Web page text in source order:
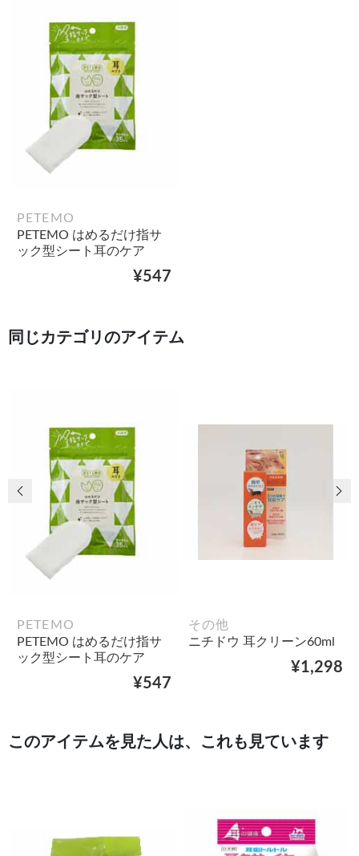
PETEMO
PETEMO はめるだけ指サ
ック型シート耳のケア
¥547
同じカテゴリのアイテム
PETEMO
PETEMO はめるだけ指サ
ック型シート耳のケア
¥547
その他
ニチドウ 耳クリーン60ml
¥1,298
前の画像 次
このアイテムを見た人は、これも見ています